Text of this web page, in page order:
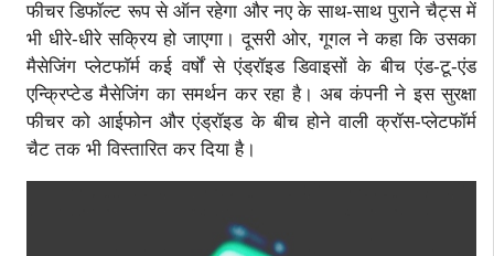
फीचर डिफॉल्ट रूप से ऑन रहेगा और नए के साथ-साथ पुराने चैट्स में
भी धीरे-धीरे सक्रिय हो जाएगा। दूसरी ओर, गूगल ने कहा कि उसका
मैसेजिंग प्लेटफॉर्म कई वर्षों से एंड्रॉइड डिवाइसों के बीच एंड-टू-एंड
एन्क्रिप्टेड मैसेजिंग का समर्थन कर रहा है। अब कंपनी ने इस सुरक्षा
फीचर को आईफोन और एंड्रॉइड के बीच होने वाली क्रॉस-प्लेटफॉर्म
चैट तक भी विस्तारित कर दिया है।